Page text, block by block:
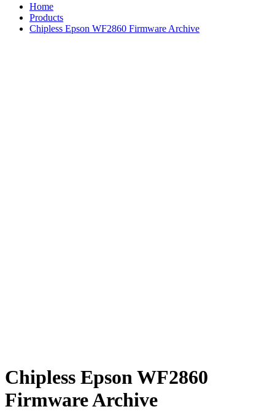
Home
Products
Chipless Epson WF2860 Firmware Archive
Chipless Epson WF2860
Firmware Archive